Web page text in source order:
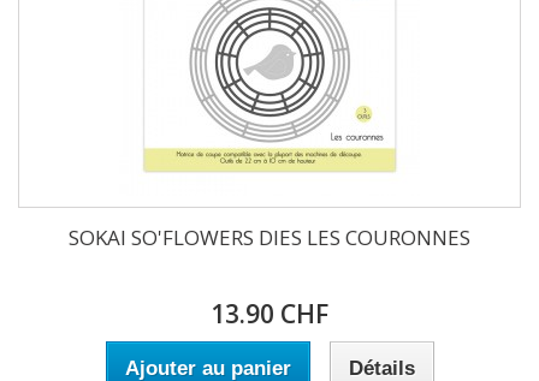
SOKAI SO'FLOWERS DIES LES COURONNES
13.90 CHF
Ajouter au panier Détails